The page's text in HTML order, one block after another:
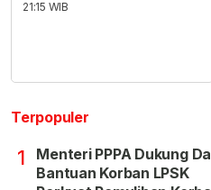
21:15 WIB
Terpopuler
1
Menteri PPPA Dukung
Bantuan Korban LPSK